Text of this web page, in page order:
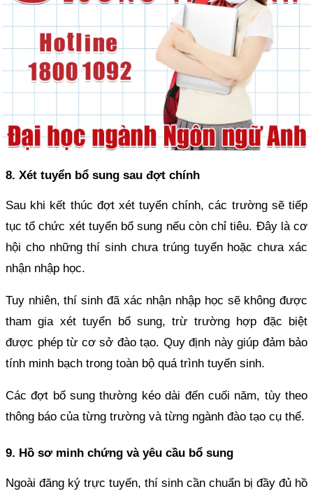
8. Xét tuyển bổ sung sau đợt chính
Sau khi kết thúc đợt xét tuyển chính, các trường sẽ tiếp
tục tổ chức xét tuyển bổ sung nếu còn chỉ tiêu. Đây là cơ
hội cho những thí sinh chưa trúng tuyển hoặc chưa xác
nhận nhập học.
Tuy nhiên, thí sinh đã xác nhận nhập học sẽ không được
tham gia xét tuyển bổ sung, trừ trường hợp đặc biệt
được phép từ cơ sở đào tạo. Quy định này giúp đảm bảo
tính minh bạch trong toàn bộ quá trình tuyển sinh.
Các đợt bổ sung thường kéo dài đến cuối năm, tùy theo
thông báo của từng trường và từng ngành đào tạo cụ thể.
9. Hồ sơ minh chứng và yêu cầu bổ sung
Ngoài đăng ký trực tuyến, thí sinh cần chuẩn bị đầy đủ hồ